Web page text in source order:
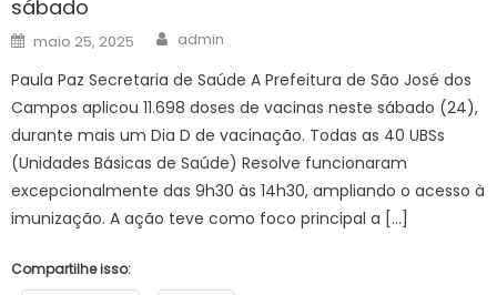
sábado
Posted
on
maio 25, 2025 Author
admin
Paula Paz Secretaria de Saúde A Prefeitura de São José dos
Campos aplicou 11.698 doses de vacinas neste sábado (24),
durante mais um Dia D de vacinação. Todas as 40 UBSs
(Unidades Básicas de Saúde) Resolve funcionaram
excepcionalmente das 9h30 às 14h30, ampliando o acesso à
imunização. A ação teve como foco principal a […]
Compartilhe isso: